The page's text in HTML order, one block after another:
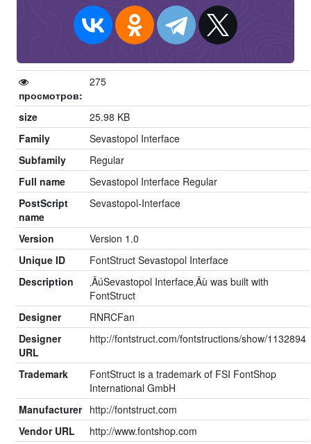
просмотров:
275
size
25.98 KB
Family
Sevastopol Interface
Subfamily
Regular
Full name
Sevastopol Interface Regular
PostScript
name
Sevastopol-Interface
Version
Version 1.0
Unique ID
FontStruct Sevastopol Interface
Description
‚ÄúSevastopol Interface‚Äù was built with
FontStruct
Designer
RNRCFan
Designer
URL
http://fontstruct.com/fontstructions/show/1132894
Trademark
FontStruct is a trademark of FSI FontShop
International GmbH
Manufacturer http://fontstruct.com
Vendor URL
http://www.fontshop.com